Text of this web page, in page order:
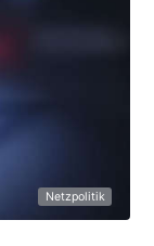
Netzpolitik